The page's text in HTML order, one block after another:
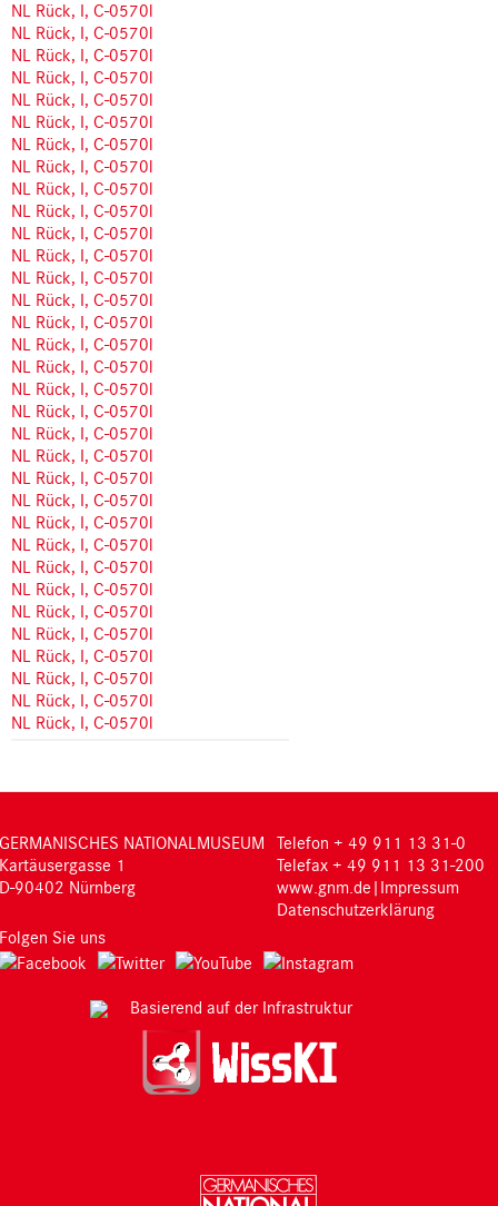
NL Rück, I, C-0570l
NL Rück, I, C-0570l
NL Rück, I, C-0570l
NL Rück, I, C-0570l
NL Rück, I, C-0570l
NL Rück, I, C-0570l
NL Rück, I, C-0570l
NL Rück, I, C-0570l
NL Rück, I, C-0570l
NL Rück, I, C-0570l
NL Rück, I, C-0570l
NL Rück, I, C-0570l
NL Rück, I, C-0570l
NL Rück, I, C-0570l
NL Rück, I, C-0570l
NL Rück, I, C-0570l
NL Rück, I, C-0570l
NL Rück, I, C-0570l
NL Rück, I, C-0570l
NL Rück, I, C-0570l
NL Rück, I, C-0570l
NL Rück, I, C-0570l
NL Rück, I, C-0570l
NL Rück, I, C-0570l
NL Rück, I, C-0570l
NL Rück, I, C-0570l
NL Rück, I, C-0570l
NL Rück, I, C-0570l
NL Rück, I, C-0570l
NL Rück, I, C-0570l
NL Rück, I, C-0570l
NL Rück, I, C-0570l
NL Rück, I, C-0570l
GERMANISCHES NATIONALMUSEUM
Kartäusergasse 1
D-90402 Nürnberg
Telefon + 49 911 13 31-0
Telefax + 49 911 13 31-200
www.gnm.de | Impressum
Datenschutzerklärung
Folgen Sie uns
Basierend auf der Infrastruktur